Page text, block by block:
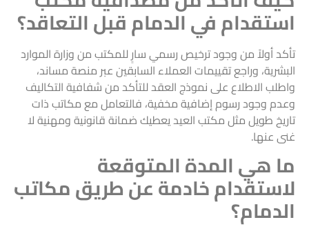
استقدام في الدمام قبل التعاقد؟
تأكد أولاً من وجود ترخيص رسمي سارٍ للمكتب من وزارة الموارد
البشرية، وراجع تقييمات العملاء السابقين عبر منصة مساند،
واطلب الاطلاع على نموذج العقد للتأكد من شفافية التكاليف
وعدم وجود رسوم إضافية مخفية، فالتعامل مع مكاتب ذات
تاريخ طويل مثل مكتب العيد يعطيك ضمانة قانونية ومهنية لا
غنى عنها.
ما هي المدة المتوقعة
لاستقدام خادمة عن طريق مكاتب
الدمام؟